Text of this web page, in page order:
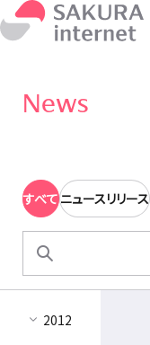
News
すべてニュースリリース
2012